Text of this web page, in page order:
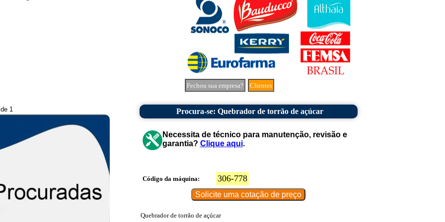
Fechou sua empresa? Clientes
1 Procura-se: Quebrador de torrão de açúcar
Necessita de técnico para manutenção, revisão e
garantia? Clique aqui.
Código da máquina: 306-778
Quebrador de torrão de açúcar